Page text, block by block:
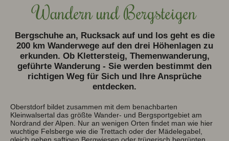
08322 803 09
Wandern und Bergsteigen
Bergschuhe an, Rucksack auf und los geht es die
200 km Wanderwege auf den drei Höhenlagen zu
erkunden. Ob Klettersteig, Themenwanderung,
geführte Wanderung - Sie werden bestimmt den
richtigen Weg für Sich und Ihre Ansprüche
entdecken.
Oberstdorf bildet zusammen mit dem benachbarten
Kleinwalsertal das größte Wander- und Bergsportgebiet am
Nordrand der Alpen. Nur an wenigen Orten findet man wie hier
wuchtige Felsberge wie die Trettach oder der Mädelegabel,